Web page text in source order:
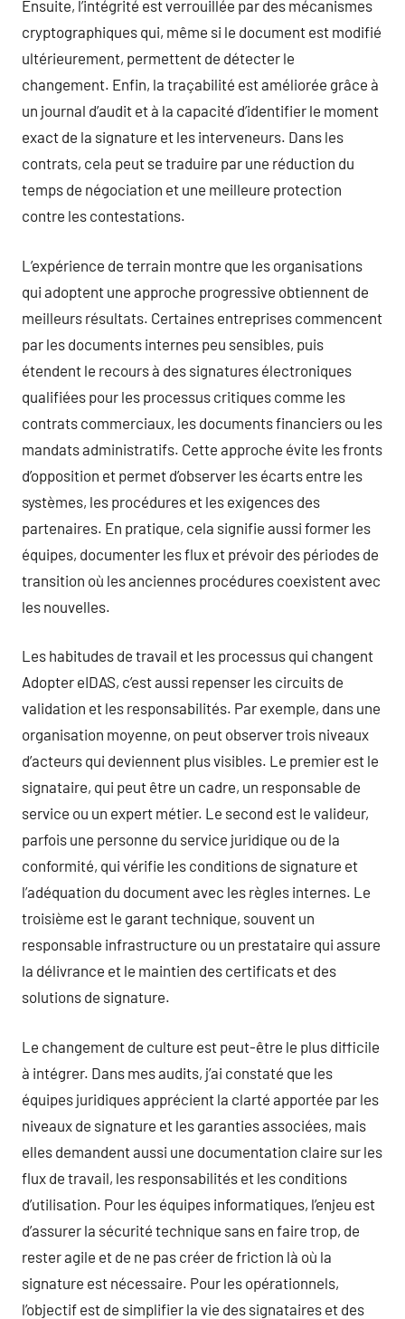
Ensuite, l’intégrité est verrouillée par des mécanismes
cryptographiques qui, même si le document est modifié
ultérieurement, permettent de détecter le
changement. Enfin, la traçabilité est améliorée grâce à
un journal d’audit et à la capacité d’identifier le moment
exact de la signature et les interveneurs. Dans les
contrats, cela peut se traduire par une réduction du
temps de négociation et une meilleure protection
contre les contestations.
L’expérience de terrain montre que les organisations
qui adoptent une approche progressive obtiennent de
meilleurs résultats. Certaines entreprises commencent
par les documents internes peu sensibles, puis
étendent le recours à des signatures électroniques
qualifiées pour les processus critiques comme les
contrats commerciaux, les documents financiers ou les
mandats administratifs. Cette approche évite les fronts
d’opposition et permet d’observer les écarts entre les
systèmes, les procédures et les exigences des
partenaires. En pratique, cela signifie aussi former les
équipes, documenter les flux et prévoir des périodes de
transition où les anciennes procédures coexistent avec
les nouvelles.
Les habitudes de travail et les processus qui changent
Adopter eIDAS, c’est aussi repenser les circuits de
validation et les responsabilités. Par exemple, dans une
organisation moyenne, on peut observer trois niveaux
d’acteurs qui deviennent plus visibles. Le premier est le
signataire, qui peut être un cadre, un responsable de
service ou un expert métier. Le second est le valideur,
parfois une personne du service juridique ou de la
conformité, qui vérifie les conditions de signature et
l’adéquation du document avec les règles internes. Le
troisième est le garant technique, souvent un
responsable infrastructure ou un prestataire qui assure
la délivrance et le maintien des certificats et des
solutions de signature.
Le changement de culture est peut-être le plus difficile
à intégrer. Dans mes audits, j’ai constaté que les
équipes juridiques apprécient la clarté apportée par les
niveaux de signature et les garanties associées, mais
elles demandent aussi une documentation claire sur les
flux de travail, les responsabilités et les conditions
d’utilisation. Pour les équipes informatiques, l’enjeu est
d’assurer la sécurité technique sans en faire trop, de
rester agile et de ne pas créer de friction là où la
signature est nécessaire. Pour les opérationnels,
l’objectif est de simplifier la vie des signataires et des